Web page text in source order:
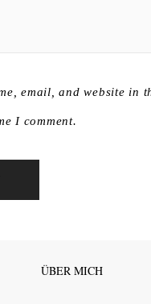
email, and website in
I comment.
ÜBER MICH